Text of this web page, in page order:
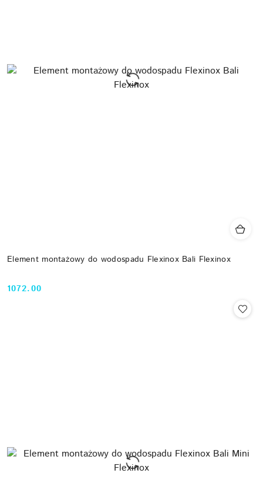
Element montażowy do wodospadu Flexinox Bali Flexinox
Cena:
1072.00